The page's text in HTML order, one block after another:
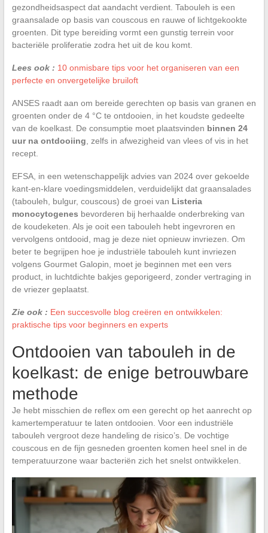
gezondheidsaspect dat aandacht verdient. Tabouleh is een
graansalade op basis van couscous en rauwe of lichtgekookte
groenten. Dit type bereiding vormt een gunstig terrein voor
bacteriële proliferatie zodra het uit de kou komt.
Lees ook : 10 onmisbare tips voor het organiseren van een
perfecte en onvergetelijke bruiloft
ANSES raadt aan om bereide gerechten op basis van granen en
groenten onder de 4 °C te ontdooien, in het koudste gedeelte
van de koelkast. De consumptie moet plaatsvinden binnen 24
uur na ontdooiing , zelfs in afwezigheid van vlees of vis in het
recept.
EFSA, in een wetenschappelijk advies van 2024 over gekoelde
kant-en-klare voedingsmiddelen, verduidelijkt dat graansalades
(tabouleh, bulgur, couscous) de groei van Listeria
monocytogenes bevorderen bij herhaalde onderbreking van
de koudeketen. Als je ooit een tabouleh hebt ingevroren en
vervolgens ontdooid, mag je deze niet opnieuw invriezen. Om
beter te begrijpen hoe je industriële tabouleh kunt invriezen
volgens Gourmet Galopin, moet je beginnen met een vers
product, in luchtdichte bakjes geporigeerd, zonder vertraging in
de vriezer geplaatst.
Zie ook : Een succesvolle blog creëren en ontwikkelen:
praktische tips voor beginners en experts
Ontdooien van tabouleh in de
koelkast: de enige betrouwbare
methode
Je hebt misschien de reflex om een gerecht op het aanrecht op
kamertemperatuur te laten ontdooien. Voor een industriële
tabouleh vergroot deze handeling de risico’s. De vochtige
couscous en de fijn gesneden groenten komen heel snel in de
temperatuurzone waar bacteriën zich het snelst ontwikkelen.